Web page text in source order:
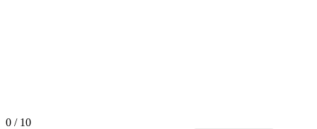
0 / 10